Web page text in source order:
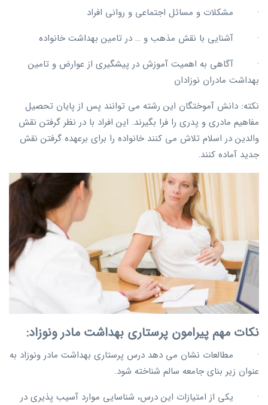
· مشکلات و مسائل اجتماعی و روانی افراد
· آشنایی با نقش مذهب و … در تامین بهداشت خانواده
· آگاهی به اهمیت آموزش در پیشگیری از عوارض و تامین
بهداشت مادران نوزادان
نکته: دانش آموختگان این رشته می توانند پس از پایان تحصیل
مفاهیم مادری و پدری را فرا بگیرند. این افراد با در نظر گرفتن نقش
والدین در اسلام تلاش می کنند خانواده را برای برعهده گرفتن نقش
جدید آماده کنند.
نکات مهم پیرامون پرستاری بهداشت مادر ونوزاد:
· مطالعات نشان می دهد درس پرستاری بهداشت مادر ونوزاد به
عنوان زیر بنای جامعه سالم شناخته شود.
· یکی از امتیازات این درس، شناسایی موارد آسیب پذیری در